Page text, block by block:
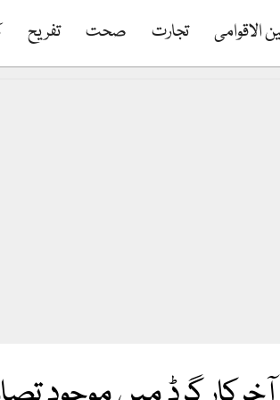
الاقوامی تجارت صحت تفریح